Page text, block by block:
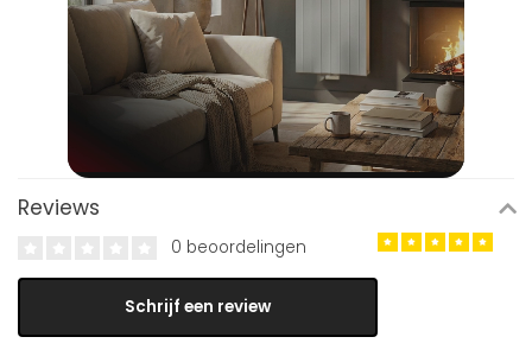
Reviews
0 beoordelingen
Schrijf een review